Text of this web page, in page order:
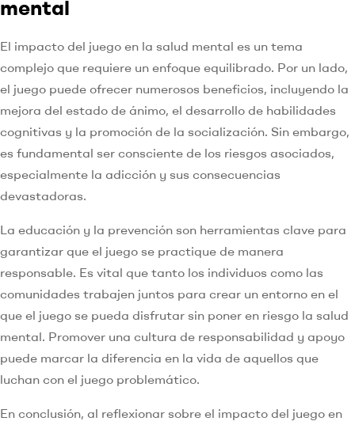
mental
El impacto del juego en la salud mental es un tema
complejo que requiere un enfoque equilibrado. Por un lado,
el juego puede ofrecer numerosos beneficios, incluyendo la
mejora del estado de ánimo, el desarrollo de habilidades
cognitivas y la promoción de la socialización. Sin embargo,
es fundamental ser consciente de los riesgos asociados,
especialmente la adicción y sus consecuencias
devastadoras.
La educación y la prevención son herramientas clave para
garantizar que el juego se practique de manera
responsable. Es vital que tanto los individuos como las
comunidades trabajen juntos para crear un entorno en el
que el juego se pueda disfrutar sin poner en riesgo la salud
mental. Promover una cultura de responsabilidad y apoyo
puede marcar la diferencia en la vida de aquellos que
luchan con el juego problemático.
En conclusión, al reflexionar sobre el impacto del juego en